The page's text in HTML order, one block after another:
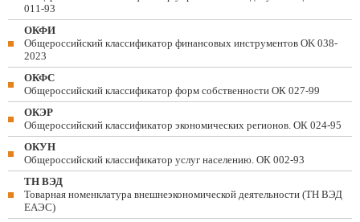
011-93
ОКФИ
Общероссийский классификатор финансовых инструментов OK 038-
2023
ОКФС
Общероссийский классификатор форм собственности ОК 027-99
ОКЭР
Общероссийский классификатор экономических регионов. ОК 024-95
ОКУН
Общероссийский классификатор услуг населению. ОК 002-93
ТН ВЭД
Товарная номенклатура внешнеэкономической деятельности (ТН ВЭД
ЕАЭС)